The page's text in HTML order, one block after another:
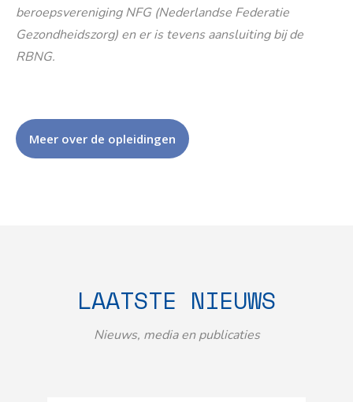
beroepsvereniging NFG (Nederlandse Federatie
Gezondheidszorg) en er is tevens aansluiting bij de
RBNG.
Meer over de opleidingen
LAATSTE NIEUWS
Nieuws, media en publicaties